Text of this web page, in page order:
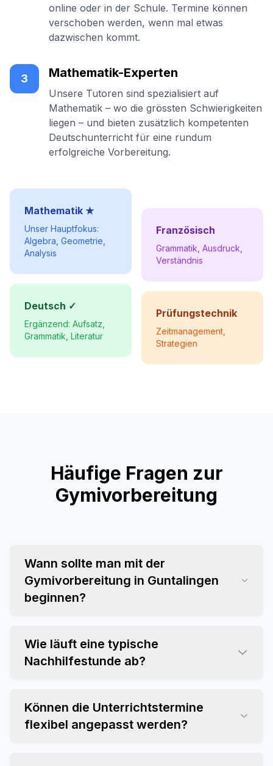
online oder in der Schule. Termine können
verschoben werden, wenn mal etwas
dazwischen kommt.
3 Mathematik-Experten
Unsere Tutoren sind spezialisiert auf
Mathematik – wo die grössten Schwierigkeiten
liegen – und bieten zusätzlich kompetenten
Deutschunterricht für eine rundum
erfolgreiche Vorbereitung.
Mathematik ★
Unser Hauptfokus:
Algebra, Geometrie,
Analysis
Deutsch ✓
Ergänzend: Aufsatz,
Grammatik, Literatur
Französisch
Grammatik, Ausdruck,
Verständnis
Prüfungstechnik
Zeitmanagement,
Strategien
Häufige Fragen zur
Gymivorbereitung
Wann sollte man mit der
Gymivorbereitung in Guntalingen
beginnen?
Wie läuft eine typische
Nachhilfestunde ab?
Können die Unterrichtstermine
flexibel angepasst werden?